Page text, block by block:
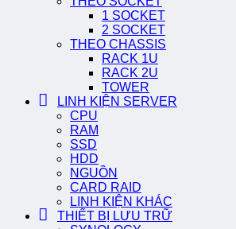
1 SOCKET
2 SOCKET
THEO CHASSIS
RACK 1U
RACK 2U
TOWER
LINH KIỆN SERVER
CPU
RAM
SSD
HDD
NGUỒN
CARD RAID
LINH KIỆN KHÁC
THIẾT BỊ LƯU TRỮ